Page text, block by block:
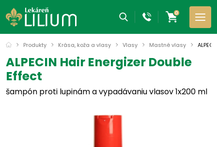
0
Produkty Krása, koža a vlasy Vlasy Mastné vlasy
ALPECIN Hair Energizer Double
Effect
šampón proti lupinám a vypadávaniu vlasov 1x200 ml